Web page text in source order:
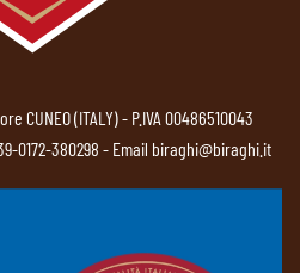
CUNEO (ITALY) - P.IVA 00486510043
0172-380298 - Email biraghi@biraghi.it